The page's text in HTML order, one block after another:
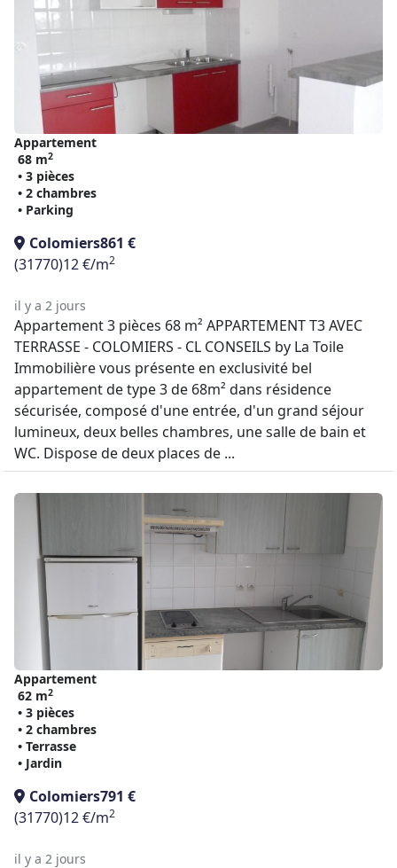
Appartement
68 m2
• 3 pièces
• 2 chambres
• Parking
Colomiers861 €
(31770)12 €/m2
il y a 2 jours
Appartement 3 pièces 68 m² APPARTEMENT T3 AVEC
TERRASSE - COLOMIERS - CL CONSEILS by La Toile
Immobilière vous présente en exclusivité bel
appartement de type 3 de 68m² dans résidence
sécurisée, composé d'une entrée, d'un grand séjour
lumineux, deux belles chambres, une salle de bain et
WC. Dispose de deux places de ...
Appartement
62 m2
• 3 pièces
• 2 chambres
• Terrasse
• Jardin
Colomiers791 €
(31770)12 €/m2
il y a 2 jours